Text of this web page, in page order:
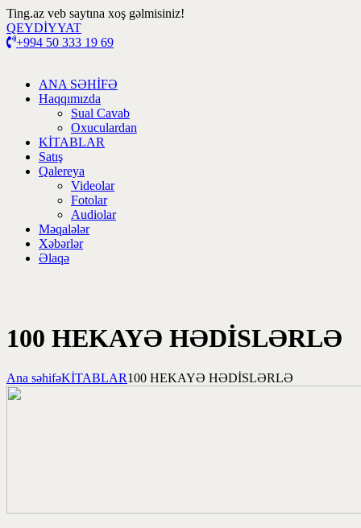
Ting.az veb saytına xoş gəlmisiniz!
QEYDİYYAT
+994 50 333 19 69
ANA SƏHİFƏ
Haqqımızda
Sual Cavab
Oxuculardan
KİTABLAR
Satış
Qalereya
Videolar
Fotolar
Audiolar
Məqalələr
Xəbərlər
Əlaqə
100 HEKAYƏ HƏDİSLƏRLƏ
Ana səhifəKİTABLAR100 HEKAYƏ HƏDİSLƏRLƏ